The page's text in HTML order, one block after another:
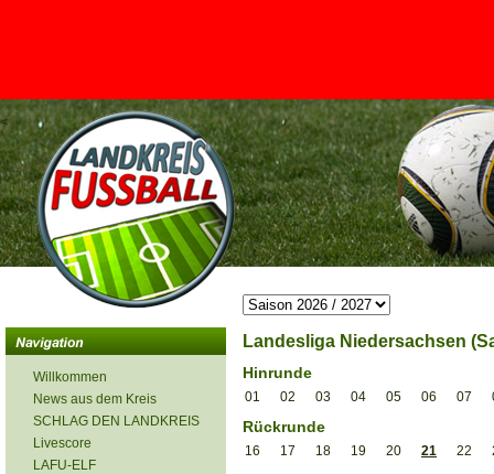
<
Willkommen
News aus dem Kreis
SCHLAG DEN LANDKREIS
Livescore
LAFU-ELF
Landesliga Niedersachsen
Hinrunde
01 02 03 04 05 06 07
Rückrunde
16 17 18 19 20 21 22